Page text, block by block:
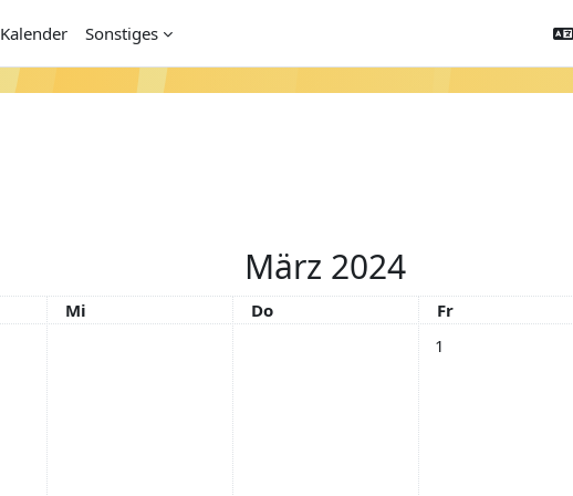
Kalender Sonstiges
März 2024
Mittwoch
Mi Donnerstag
Do Freitag
Fr
Keine Termine,
1